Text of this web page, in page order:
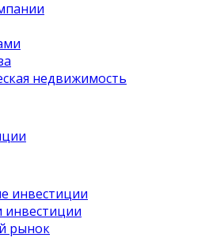
недвижимость
инвестиции
инвестиции
рынок